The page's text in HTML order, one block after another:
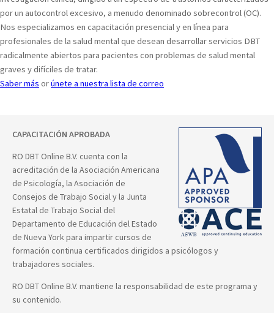
por un autocontrol excesivo, a menudo denominado sobrecontrol (OC).
Nos especializamos en capacitación presencial y en línea para
profesionales de la salud mental que desean desarrollar servicios DBT
radicalmente abiertos para pacientes con problemas de salud mental
graves y difíciles de tratar.
Saber más orúnete a nuestra lista de correo
CAPACITACIÓN APROBADA
RO DBT Online B.V. cuenta con la
acreditación de la Asociación Americana
de Psicología, la Asociación de
Consejos de Trabajo Social y la Junta
Estatal de Trabajo Social del
Departamento de Educación del Estado
de Nueva York para impartir cursos de
formación continua certificados dirigidos a psicólogos y
trabajadores sociales.
RO DBT Online B.V. mantiene la responsabilidad de este programa y
su contenido.